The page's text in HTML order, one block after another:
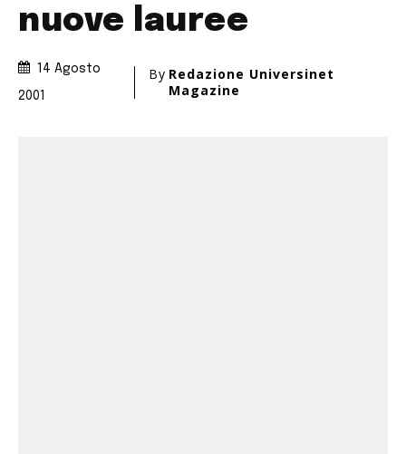
nuove lauree
14 Agosto
2001
By Redazione Universinet
Magazine